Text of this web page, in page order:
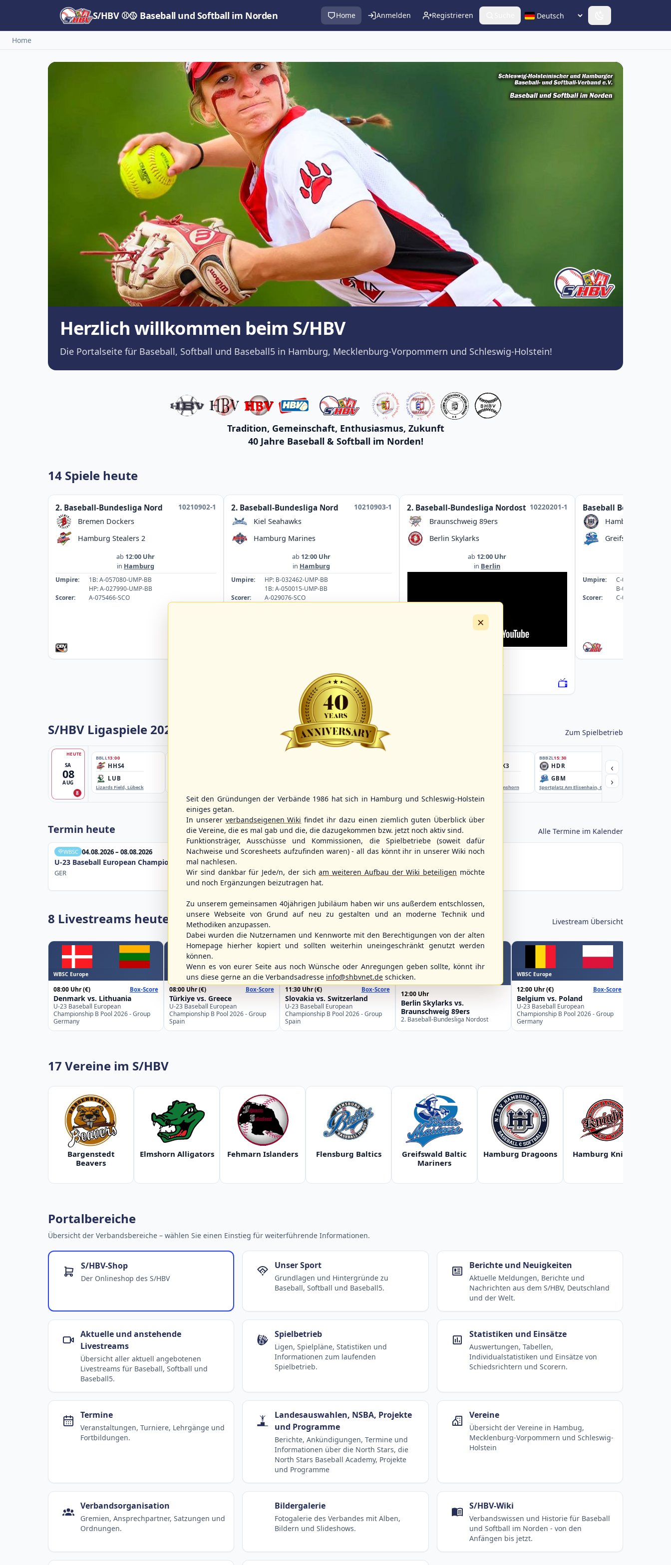
S/HBV ⚾🥎 Baseball und Softball im Norden Home Anmelden Registrieren Sprache wählen
Home
Herzlich willkommen beim S/HBV
Die Portalseite für Baseball, Softball und Baseball5 in Hamburg, Mecklenburg-Vorpommern und Schleswig-Holstein!
Tradition, Gemeinschaft, Enthusiasmus, Zukunft
40 Jahre Baseball & Softball im Norden!
14 Spiele heute
2. Baseball-Bundesliga Nord
10210902-1
Bremen Dockers
Hamburg Stealers 2
ab 12:00 Uhr
in Hamburg
Umpire:
1B: A-057080-UMP-BB
HP: A-027990-UMP-BB
Scorer:
A-075466-SCO
2. Baseball-Bundesliga Nord
10210903-1
Kiel Seahawks
Hamburg Marines
ab 12:00 Uhr
in Hamburg
Umpire:
HP: B-032462-UMP-BB
1B: A-050015-UMP-BB
Scorer:
A-029076-SCO
2. Baseball-Bundesliga Nordost 10220201-1
Braunschweig 89ers
Berlin Skylarks
ab 12:00 Uhr
in Berlin
Baseball Bezirksliga
Hamburg
Greifswald Baltic
Umpire:
C-089059-UMP-BB
B-078542-UMP-BB
Scorer:
C-069253-SCO
S/HBV Ligaspiele 2026 Zum Spielbetrieb
SA
08
AUG
HEUTE
8
BBLL13:00
HHS4
LUB
Lizards Field, Lübeck
HSV/HHK3
EBE-Ballpark, Elmshorn
BBBZL15:30
HDR
GBM
Sportplatz Am Elisenhain, Greifswald-Eldena
Förde Ballpark (Kilia-
‹
›
Termin heute Alle Termine im Kalender
WBSC 04.08.2026 – 08.08.2026
U-23 Baseball European Championship B Pool 2026 - Group Germany
GER
8 Livestreams heute Livestream Übersicht
WBSC Europe
08:00 Uhr(€) Box-Score
Denmark vs. Lithuania
U-23 Baseball European
Championship B Pool 2026 - Group
Germany
WBSC Europe
08:00 Uhr(€) Box-Score
Türkiye vs. Greece
U-23 Baseball European
Championship B Pool 2026 - Group
Spain
WBSC Europe
11:30 Uhr(€) Box-Score
Slovakia vs. Switzerland
U-23 Baseball European
Championship B Pool 2026 - Group
Spain
Spielbetrieb
12:00 Uhr
Berlin Skylarks vs.
Braunschweig 89ers
2. Baseball-Bundesliga Nordost
WBSC Europe
12:00 Uhr(€) Box-Score
Belgium vs. Poland
U-23 Baseball European
Championship B Pool 2026 - Group
Germany
17 Vereine im S/HBV
Bargenstedt
Beavers
Elmshorn Alligators Fehmarn Islanders Flensburg Baltics
Greifswald Baltic
Mariners
Hamburg Dragoons Hamburg Knights
Portalbereiche
Übersicht der Verbandsbereiche – wählen Sie einen Einstieg für weiterführende Informationen.
S/HBV-Shop
Der Onlineshop des S/HBV
Unser Sport
Grundlagen und Hintergründe zu
Baseball, Softball und Baseball5.
Berichte und Neuigkeiten
Aktuelle Meldungen, Berichte und
Nachrichten aus dem S/HBV, Deutschland
und der Welt.
Aktuelle und anstehende
Livestreams
Übersicht aller aktuell angebotenen
Livestreams für Baseball, Softball und
Baseball5.
Spielbetrieb
Ligen, Spielpläne, Statistiken und
Informationen zum laufenden
Spielbetrieb.
Statistiken und Einsätze
Auswertungen, Tabellen,
Individualstatistiken und Einsätze von
Schiedsrichtern und Scorern.
Termine
Veranstaltungen, Turniere, Lehrgänge und
Fortbildungen.
Landesauswahlen, NSBA, Projekte
und Programme
Berichte, Ankündigungen, Termine und
Informationen über die North Stars, die
North Stars Baseball Academy, Projekte
und Programme
Vereine
Übersicht der Vereine in Hambug,
Mecklenburg-Vorpommern und Schleswig-
Holstein
Verbandsorganisation
Gremien, Ansprechpartner, Satzungen und
Ordnungen.
Bildergalerie
Fotogalerie des Verbandes mit Alben,
Bildern und Slideshows.
S/HBV-Wiki
Verbandswissen und Historie für Baseball
und Softball im Norden - von den
Anfängen bis jetzt.
×
Seit den Gründungen der Verbände 1986 hat sich in Hamburg und Schleswig-Holstein
einiges getan.
In unserer verbandseigenen Wiki findet ihr dazu einen ziemlich guten Überblick über
die Vereine, die es mal gab und die, die dazugekommen bzw. jetzt noch aktiv sind.
Funktionsträger, Ausschüsse und Kommissionen, die Spielbetriebe (soweit dafür
Nachweise und Scoresheets aufzufinden waren) - all das könnt ihr in unserer Wiki noch
mal nachlesen.
Wir sind dankbar für Jede/n, der sicham weiteren Aufbau der Wiki beteiligen möchte
und noch Ergänzungen beizutragen hat.
Zu unserem gemeinsamen 40jährigen Jubiläum haben wir uns außerdem entschlossen,
unsere Webseite von Grund auf neu zu gestalten und an moderne Technik und
Methodiken anzupassen.
Dabei wurden die Nutzernamen und Kennworte mit den Berechtigungen von der alten
Homepage hierher kopiert und sollten weiterhin uneingeschränkt genutzt werden
können.
Wenn es von eurer Seite aus noch Wünsche oder Anregungen geben sollte, könnt ihr
uns diese gerne an die Verbandsadresse info@shbvnet.de schicken.